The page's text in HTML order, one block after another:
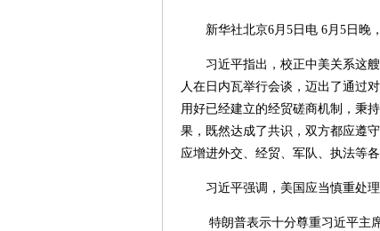
新华社北京6月5日电 6月5日晚
习近平指出，校正中美关系这
人在日内瓦举行会谈，迈出了通过
用好已经建立的经贸磋商机制，秉
果，既然达成了共识，双方都应遵
应增进外交、经贸、军队、执法等
习近平强调，美国应当慎重处
特朗普表示十分尊重习近平主